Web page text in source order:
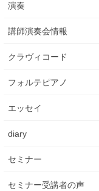
演奏
講師演奏会情報
クラヴィコード
フォルテピアノ
エッセイ
diary
セミナー
セミナー受講者の声